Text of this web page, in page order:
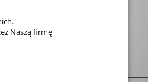
Naszą firmę